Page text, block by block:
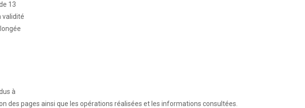
13
validité
à
des pages ainsi que les opérations réalisées et les informations consultées.